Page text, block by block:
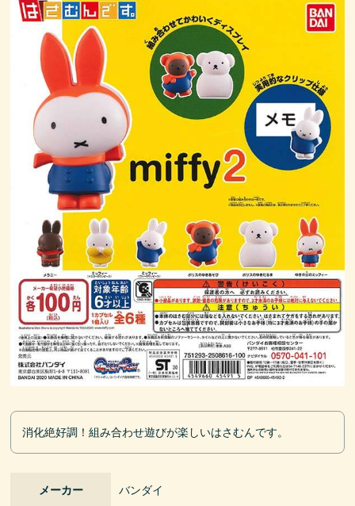
消化絶好調！組み合わせ遊びが楽しいはさむんです。
メーカー バンダイ